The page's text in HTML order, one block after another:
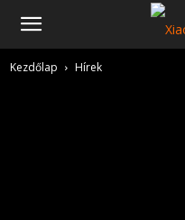
Kezdőlap Hírek